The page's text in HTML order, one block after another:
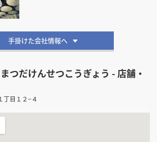
手掛けた会社情報へ
つだけんせつこうぎょう - 店舗・
丁目１２−４